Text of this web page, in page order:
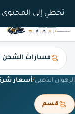
تخطي إلى المحتوى
مسارات الشحن
الرهوان الذهبي/أسعار
قسم